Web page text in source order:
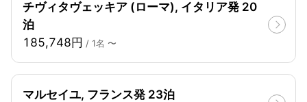
チヴィタヴェッキア (ローマ), イタリア発 20
泊
185,748円 / 1名 〜
マルセイユ, フランス発 23泊